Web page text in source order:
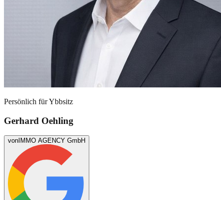
Persönlich fürYbbsitz
Gerhard Oehling
von IMMO AGENCY GmbH